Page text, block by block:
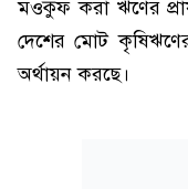
মওকুফ করা ঋণের
দেশের মোট
অর্থায়ন করছে।